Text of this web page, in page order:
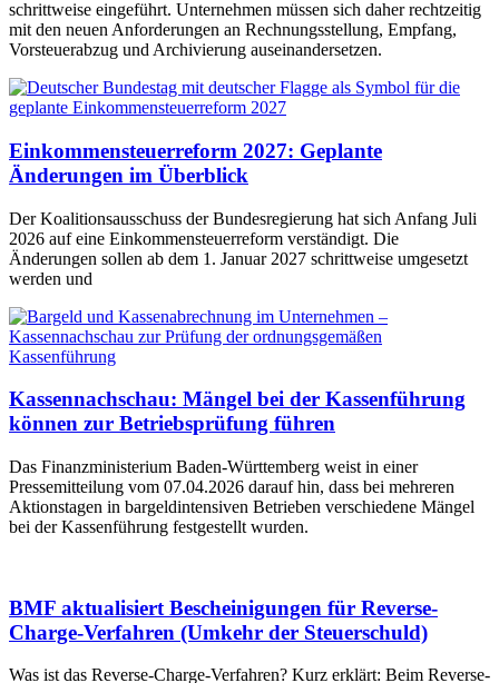
schrittweise eingeführt. Unternehmen müssen sich daher rechtzeitig
mit den neuen Anforderungen an Rechnungsstellung, Empfang,
Vorsteuerabzug und Archivierung auseinandersetzen.
Einkommensteuerreform 2027: Geplante
Änderungen im Überblick
Der Koalitionsausschuss der Bundesregierung hat sich Anfang Juli
2026 auf eine Einkommensteuerreform verständigt. Die
Änderungen sollen ab dem 1. Januar 2027 schrittweise umgesetzt
werden und
Kassennachschau: Mängel bei der Kassenführung
können zur Betriebsprüfung führen
Das Finanzministerium Baden-Württemberg weist in einer
Pressemitteilung vom 07.04.2026 darauf hin, dass bei mehreren
Aktionstagen in bargeldintensiven Betrieben verschiedene Mängel
bei der Kassenführung festgestellt wurden.
BMF aktualisiert Bescheinigungen für Reverse-
Charge-Verfahren (Umkehr der Steuerschuld)
Was ist das Reverse-Charge-Verfahren? Kurz erklärt: Beim Reverse-